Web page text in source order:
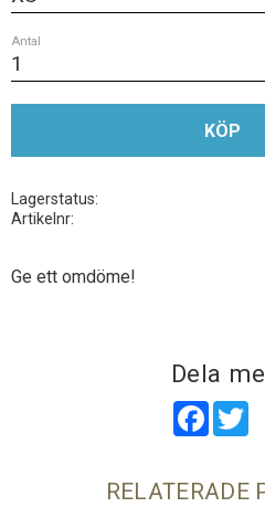
Antal
KÖP
Lagerstatus
Artikelnr
Ge ett omdöme!
Dela
RELATERADE